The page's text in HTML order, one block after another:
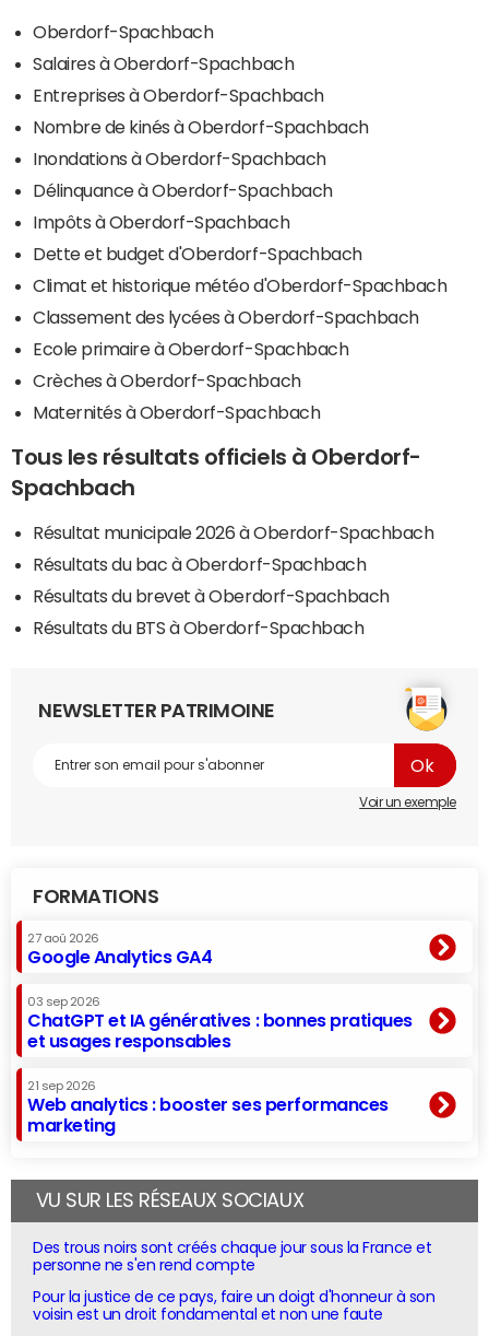
Oberdorf-Spachbach
Salaires à Oberdorf-Spachbach
Entreprises à Oberdorf-Spachbach
Nombre de kinés à Oberdorf-Spachbach
Inondations à Oberdorf-Spachbach
Délinquance à Oberdorf-Spachbach
Impôts à Oberdorf-Spachbach
Dette et budget d'Oberdorf-Spachbach
Climat et historique météo d'Oberdorf-Spachbach
Classement des lycées à Oberdorf-Spachbach
Ecole primaire à Oberdorf-Spachbach
Crèches à Oberdorf-Spachbach
Maternités à Oberdorf-Spachbach
Tous les résultats officiels à Oberdorf-
Spachbach
Résultat municipale 2026 à Oberdorf-Spachbach
Résultats du bac à Oberdorf-Spachbach
Résultats du brevet à Oberdorf-Spachbach
Résultats du BTS à Oberdorf-Spachbach
NEWSLETTER PATRIMOINE
Voir un exemple
FORMATIONS
27 aoû 2026
Google Analytics GA4
03 sep 2026
ChatGPT et IA génératives : bonnes pratiques
et usages responsables
21 sep 2026
Web analytics : booster ses performances
marketing
VU SUR LES RÉSEAUX SOCIAUX
Des trous noirs sont créés chaque jour sous la France et
personne ne s'en rend compte
Pour la justice de ce pays, faire un doigt d'honneur à son
voisin est un droit fondamental et non une faute